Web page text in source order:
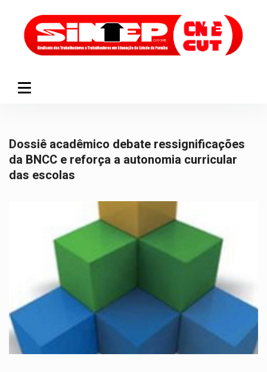
Dossiê acadêmico debate ressignificações
da BNCC e reforça a autonomia curricular
das escolas